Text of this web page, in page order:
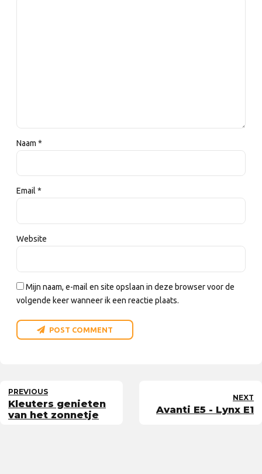
Naam *
Email *
Website
Mijn naam, e-mail en site opslaan in deze browser voor de
volgende keer wanneer ik een reactie plaats.
POST COMMENT
PREVIOUS
Kleuters genieten
van het zonnetje
NEXT
Avanti E5 - Lynx E1